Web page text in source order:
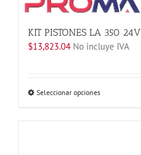
KIT PISTONES LA 350 24V
$13,823.04 No incluye IVA
Seleccionar opcionesEste